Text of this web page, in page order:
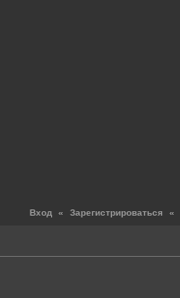
Вход « Зарегистрироваться «